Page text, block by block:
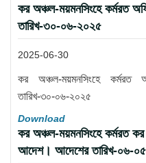
কর অঞ্চল-ময়মনসিংহে কর্মরত
তারিখ-৩০-০৬-২০২৫
2025-06-30
কর অঞ্চল-ময়মনসিংহে কর্মরত
তারিখ-৩০-০৬-২০২৫
Download
কর অঞ্চল-ময়মনসিংহে কর্মরত কর
আদেশ। আদেশের তারিখ-০৬-